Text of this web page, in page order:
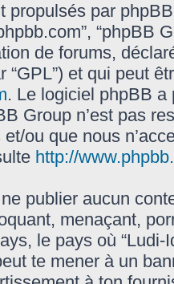
par phpBB
“phpBB
de forums,
“GPL”) et qui peut
. Le logiciel phpBB
Group n’est pas
ou que nous
http://
publier aucun
menaçant,
le pays où
te mener à un